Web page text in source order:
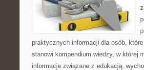
praktycznych informacji dla osób,
stanowi kompendium wiedzy, w której
informacje związane z edukacją,